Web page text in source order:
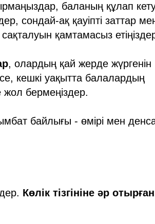
баланың құлап
сондай-ақ қауіпті заттар
қамтамасыз
, олардың қай жерде жүргенін
кешкі уақытта балалардың
жол бермеңіздер.
байлығы - өмірі мен
Көлік тізгініне әр